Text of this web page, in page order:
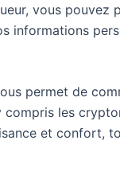
vous pouvez
informations
permet de
les
et confort,